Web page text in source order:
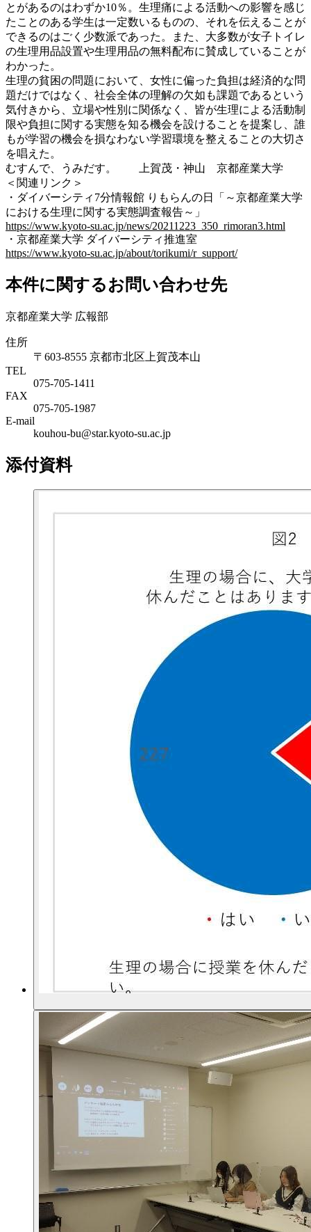
とがあるのはわずか10％。生理痛による活動への影響を感じ
たことのある学生は一定数いるものの、それを伝えることが
できるのはごく少数派であった。また、大多数が女子トイレ
の生理用品設置や生理用品の無料配布に賛成していることが
わかった。
生理の貧困の問題において、女性に偏った負担は経済的な問
題だけではなく、社会全体の理解の欠如も課題であるという
気付きから、立場や性別に関係なく、皆が生理による活動制
限や負担に関する実態を知る機会を設けることを提案し、誰
もが学習の機会を損なわない学習環境を整えることの大切さ
を唱えた。
むすんで、うみだす。 上賀茂・神山 京都産業大学
＜関連リンク＞
・ダイバーシティ7分情報館 りもらんの日「～京都産業大学
における生理に関する実態調査報告～」
https://www.kyoto-su.ac.jp/news/20211223_350_rimoran3.html
・京都産業大学 ダイバーシティ推進室
https://www.kyoto-su.ac.jp/about/torikumi/r_support/
本件に関するお問い合わせ先
京都産業大学 広報部
住所
〒603-8555 京都市北区上賀茂本山
TEL
075-705-1411
FAX
075-705-1987
E-mail
kouhou-bu@star.kyoto-su.ac.jp
添付資料